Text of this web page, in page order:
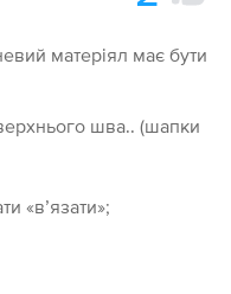
матеріял має бути
шва.. (шапки
«в’язати»;